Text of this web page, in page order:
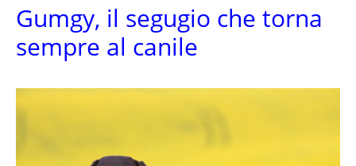
Gumgy, il segugio che torna
sempre al canile